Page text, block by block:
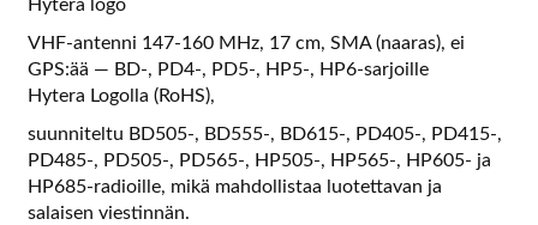
Hytera logo
VHF-antenni 147-160 MHz, 17 cm, SMA (naaras), ei
GPS:ää — BD-, PD4-, PD5-, HP5-, HP6-sarjoille
Hytera Logolla (RoHS),
suunniteltu BD505-, BD555-, BD615-, PD405-, PD415-,
PD485-, PD505-, PD565-, HP505-, HP565-, HP605- ja
HP685-radioille, mikä mahdollistaa luotettavan ja
salaisen viestinnän.